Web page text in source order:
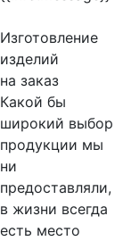
Изготовление
изделий
на заказ
Какой бы
широкий выбор
продукции мы
ни
предоставляли,
в жизни всегда
есть место